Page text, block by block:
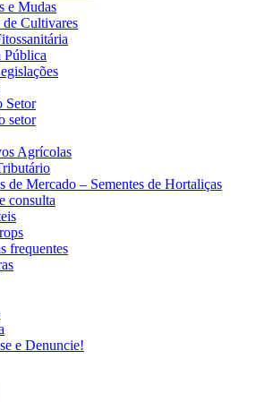
e Mudas
de Cultivares
Pública
Setor
setor
Agrícolas
de Mercado – Sementes de Hortaliças
consulta
frequentes
e Denuncie!